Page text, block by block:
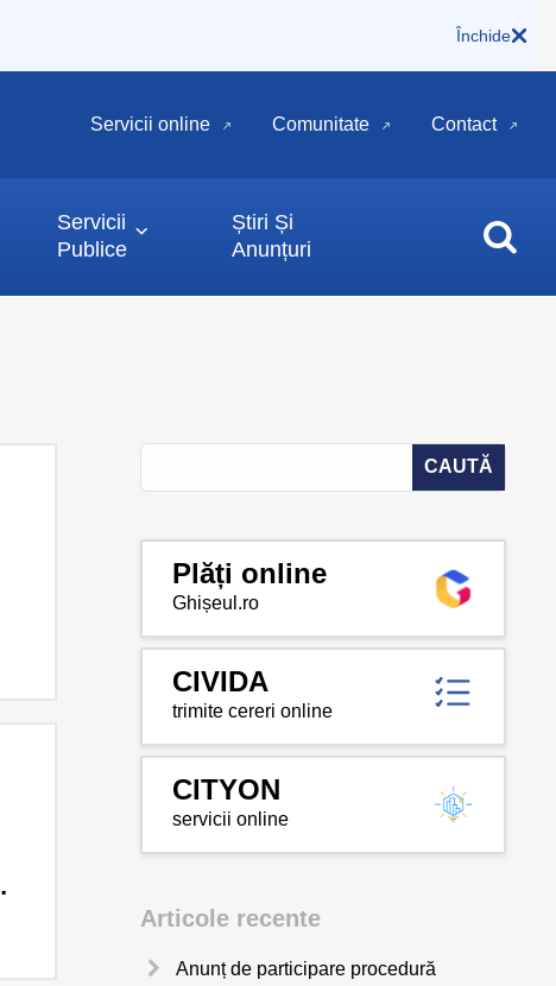
Închide
Servicii online Comunitate Contact
Servicii
Publice
Știri Și
Anunțuri
Plăți online
Ghișeul.ro
CIVIDA
trimite cereri online
CITYON
servicii online
Articole recente
Anunț de participare procedură